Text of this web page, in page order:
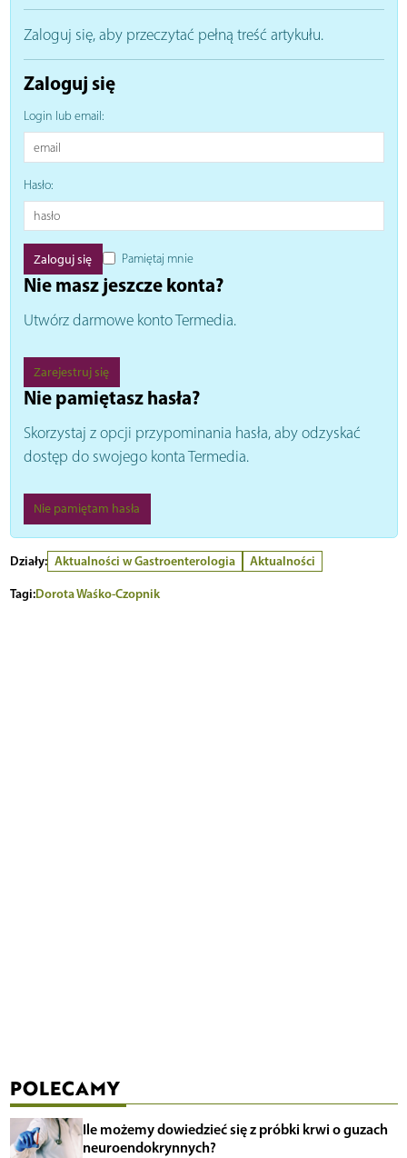
Zaloguj się, aby przeczytać pełną treść artykułu.
Zaloguj się
Login lub email:
Hasło:
Pamiętaj mnie
Nie masz jeszcze konta?
Utwórz darmowe konto Termedia.
Zarejestruj się
Nie pamiętasz hasła?
Skorzystaj z opcji przypominania hasła, aby odzyskać
dostęp do swojego konta Termedia.
Nie pamiętam hasła
Działy: Aktualności w Gastroenterologia
Aktualności
Tagi:Dorota Waśko-Czopnik
POLECAMY
Ile możemy dowiedzieć się z próbki krwi o guzach
neuroendokrynnych?